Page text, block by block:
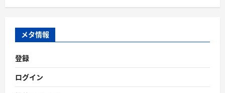
ゴ
ー
メタ情報
登録
ログイン